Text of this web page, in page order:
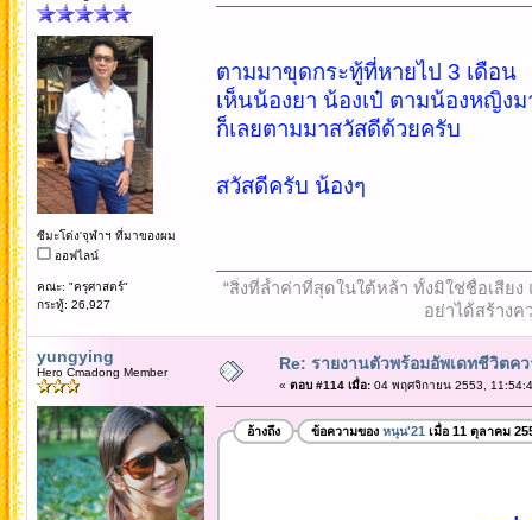
ซีมะโด่ง'จุฬาฯ ที่มาของผม
ออฟไลน์
คณะ: "ครุศาสตร์"
กระทู้: 26,927
ตามมาขุดกระทู้ที่หายไป 3 เดือน
เห็นน้องยา น้องเป๋ ตามน้องหญิงม
ก็เลยตามมาสวัสดีด้วยครับ
สวัสดีครับ น้องๆ
“สิ่งที่ล้ำค่าที่สุดในใต้หล้า ทั้งมิใช่ชื่อเสีย
อย่าได้สร้างค
yungying
Hero Cmadong Member Re: รายงานตัวพร้อมอัพเดทชีวิตค
« ตอบ #114 เมื่อ:04 พฤศจิกายน 2553,
อ้างถึง ข้อความของ หนุน'21 เมื่อ 11 ตุลาคม